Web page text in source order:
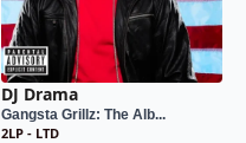
DJ Drama
Gangsta Grillz: The Alb...
2LP - LTD